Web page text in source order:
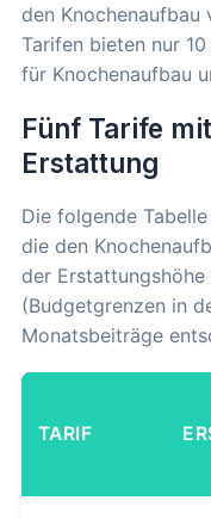
den
Tarifen bieten nur
für Knochenaufbau
Fünf Tarife
Erstattung
Die folgende
die den
der
(Budgetgrenzen in
Monatsbeiträge
TARIF